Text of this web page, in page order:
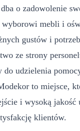
o zadowolenie
mebli i
gustów i
ze strony
do udzielenia
to miejsce,
i wysoką jakość
klientów.